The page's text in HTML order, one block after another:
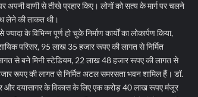
अपनी वाणी से तीखे प्रहार किए। लोगों को सत्य के मार्ग पर चलने
लेने की ताकत थी।
के विभिन्न पूर्ण हो चुके निर्माण कार्यों का लोकार्पण किया,
परिसर, 95 लाख 35 हजार रूपए की लागत से निर्मित
से बने मिनी स्टेडियम, 22 लाख 48 हजार रूपए की लागत से
रूपए की लागत से निर्मित अटल समरसता भवन शामिल हैं। डॉ.
और दयासागर के विकास के लिए एक करोड़ 40 लाख रूपए मंजूर